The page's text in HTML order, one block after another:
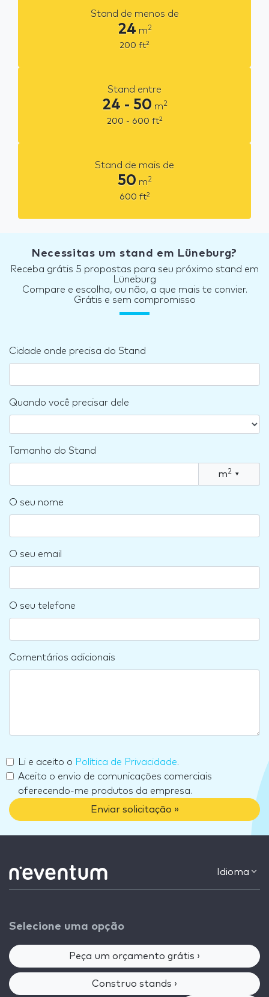
Stand de menos de
24 m2
200 ft2
Stand entre
24 - 50 m2
200 - 600 ft2
Stand de mais de
50 m2
600 ft2
Necessitas um stand em Lüneburg?
Receba grátis 5 propostas para seu próximo stand em
Lüneburg
Compare e escolha, ou não, a que mais te convier.
Grátis e sem compromisso
Cidade onde precisa do Stand
Quando você precisar dele
Tamanho do Stand
m2 ▾
O seu nome
O seu email
O seu telefone
Comentários adicionais
Li e aceito o Política de Privacidade.
Aceito o envio de comunicações comerciais
oferecendo-me produtos da empresa.
Enviar solicitação »
Idioma
Selecione uma opção
Peça um orçamento grátis ›
Construo stands ›